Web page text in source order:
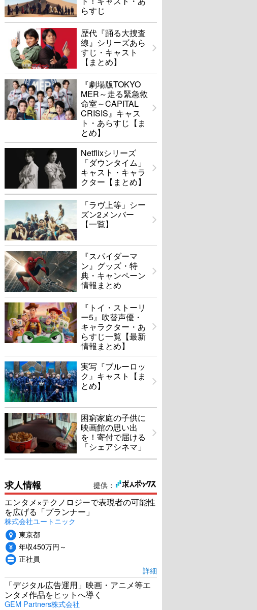
らすじ
歴代『踊る大捜査
線』シリーズあら
すじ・キャスト
【まとめ】
『劇場版TOKYO
MER～走る緊急救
命室～CAPITAL
CRISIS』キャス
ト・あらすじ【ま
とめ】
Netflixシリーズ
「ダウンタイム」
キャスト・キャラ
クター【まとめ】
「ラヴ上等」シー
ズン2メンバー
【一覧】
『スパイダーマ
ン』グッズ・特
典・キャンペーン
情報まとめ
『トイ・ストーリ
ー5』吹替声優・
キャラクター・あ
らすじ一覧【最新
情報まとめ】
実写『ブルーロッ
ク』キャスト【ま
とめ】
困窮家庭の子供に
映画館の思い出
を！寄付で届ける
「シェアシネマ」
提供：
求人情報
エンタメ×テクノロジーで表現者の可能性
を広げる「プランナー」
株式会社ユートニック
東京都
年収450万円～
正社員
詳細
「デジタル広告運用」映画・アニメ等エ
ンタメ作品をヒットへ導く
GEM Partners株式会社